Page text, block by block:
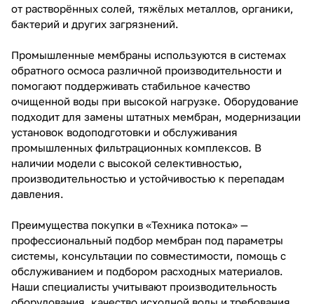
от растворённых солей, тяжёлых металлов, органики,
бактерий и других загрязнений.
Промышленные мембраны используются в системах
обратного осмоса различной производительности и
помогают поддерживать стабильное качество
очищенной воды при высокой нагрузке. Оборудование
подходит для замены штатных мембран, модернизации
установок водоподготовки и обслуживания
промышленных фильтрационных комплексов. В
наличии модели с высокой селективностью,
производительностью и устойчивостью к перепадам
давления.
Преимущества покупки в «Техника потока» —
профессиональный подбор мембран под параметры
системы, консультации по совместимости, помощь с
обслуживанием и подбором расходных материалов.
Наши специалисты учитывают производительность